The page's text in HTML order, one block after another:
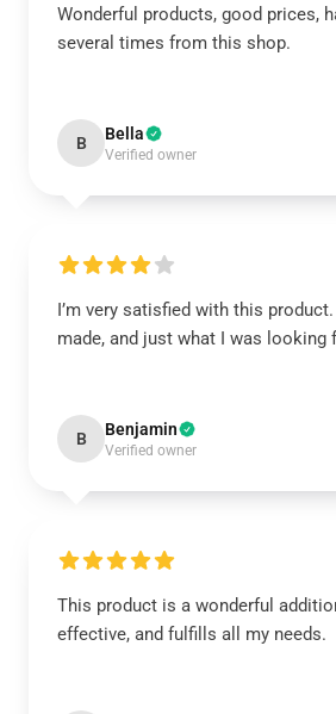
Wonderful products, good prices,
several times from this shop.
B Bella
Verified owner
I’m very satisfied with this
made, and just what I was looking
B Benjamin
Verified owner
This product is a wonderful
effective, and fulfills all my needs.